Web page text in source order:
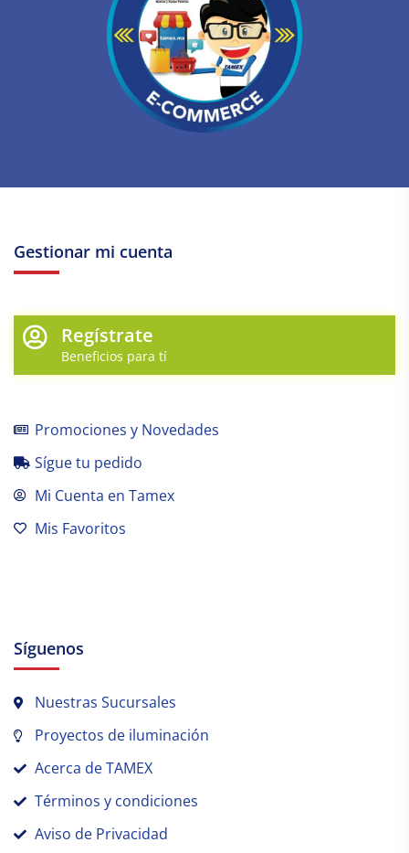
Gestionar mi cuenta
Regístrate
Beneficios para tí
Promociones y Novedades
Sígue tu pedido
Mi Cuenta en Tamex
Mis Favoritos
Síguenos
Nuestras Sucursales
Proyectos de iluminación
Acerca de TAMEX
Términos y condiciones
Aviso de Privacidad